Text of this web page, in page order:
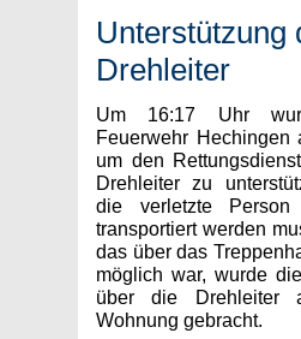
Unterstützung
Drehleiter
Um 16:17 Uhr
Feuerwehr Hechingen
um den
Drehleiter zu
die verletzte Person
transportiert werden
das über das
möglich war, wurde
über die Drehleiter
Wohnung gebracht.